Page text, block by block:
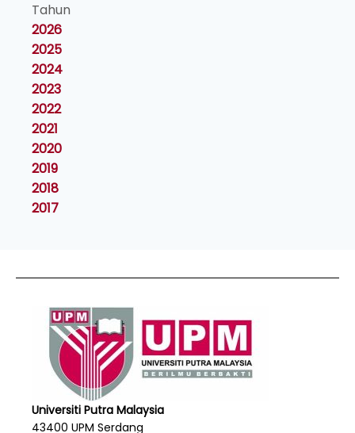
Tahun
2026
2025
2024
2023
2022
2021
2020
2019
2018
2017
Universiti Putra Malaysia
43400 UPM Serdang